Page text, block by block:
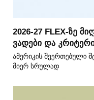
2026-27 FLEX-ზე
ვადები და
ამერიკის შეერთებული
მიერ სრულად